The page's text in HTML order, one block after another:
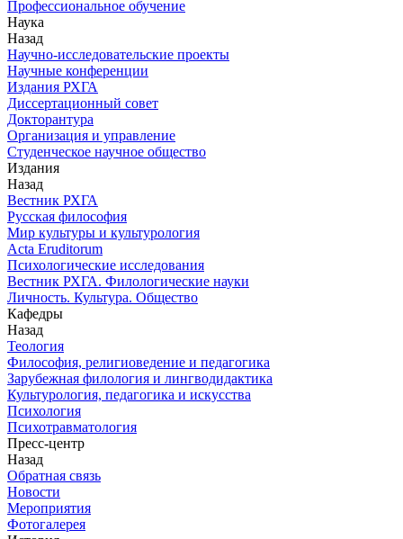
Профессиональное обучение
Наука
Назад
Научно-исследовательские проекты
Научные конференции
Издания РХГА
Диссертационный совет
Докторантура
Организация и управление
Студенческое научное общество
Издания
Назад
Вестник РХГА
Русская философия
Мир культуры и культурология
Acta Eruditorum
Психологические исследования
Вестник РХГА. Филологические науки
Личность. Культура. Общество
Кафедры
Назад
Теология
Философия, религиоведение и педагогика
Зарубежная филология и лингводидактика
Культурология, педагогика и искусства
Психология
Психотравматология
Пресс-центр
Назад
Обратная связь
Новости
Мероприятия
Фотогалерея